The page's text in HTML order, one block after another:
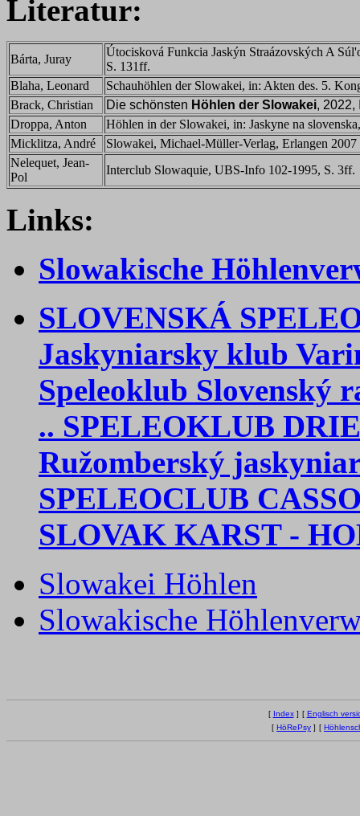
Literatur:
Bárta, Juray
Útocisková Funkcia Jaskýn Straázovských A
S. 131ff.
Blaha, Leonard
Schauhöhlen der Slowakei, in: Akten des. 5.
Brack, Christian
Die schönsten Höhlen der Slowakei, 2022,
Droppa, Anton
Höhlen in der Slowakei, in: Jaskyne na
Micklitza, André
Slowakei, Michael-Müller-Verlag, Erlangen 2007
Nelequet, Jean-
Pol
Interclub Slowaquie, UBS-Info 102-1995, S. 3ff.
Links:
Slowakische
SLOVENSKÁ
Jaskyniarsky klub
Speleoklub Slovenský
.. SPELEOKLUB
Ružomberský
SPELEOCLUB
SLOVAK KARST -
Slowakei Höhlen
Slowakische
[ Index] [ Englisch
[ HöRePsy ] [